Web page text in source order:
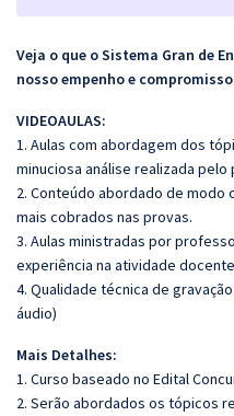
Veja o que o Sistema Gran de
nosso empenho e
VIDEOAULAS:
1. Aulas com abordagem dos
minuciosa análise realizada
2. Conteúdo abordado de
mais cobrados nas provas.
3. Aulas ministradas por
experiência na atividade
4. Qualidade técnica de
áudio)
Mais Detalhes:
1. Curso baseado no Edital
2. Serão abordados os tópicos